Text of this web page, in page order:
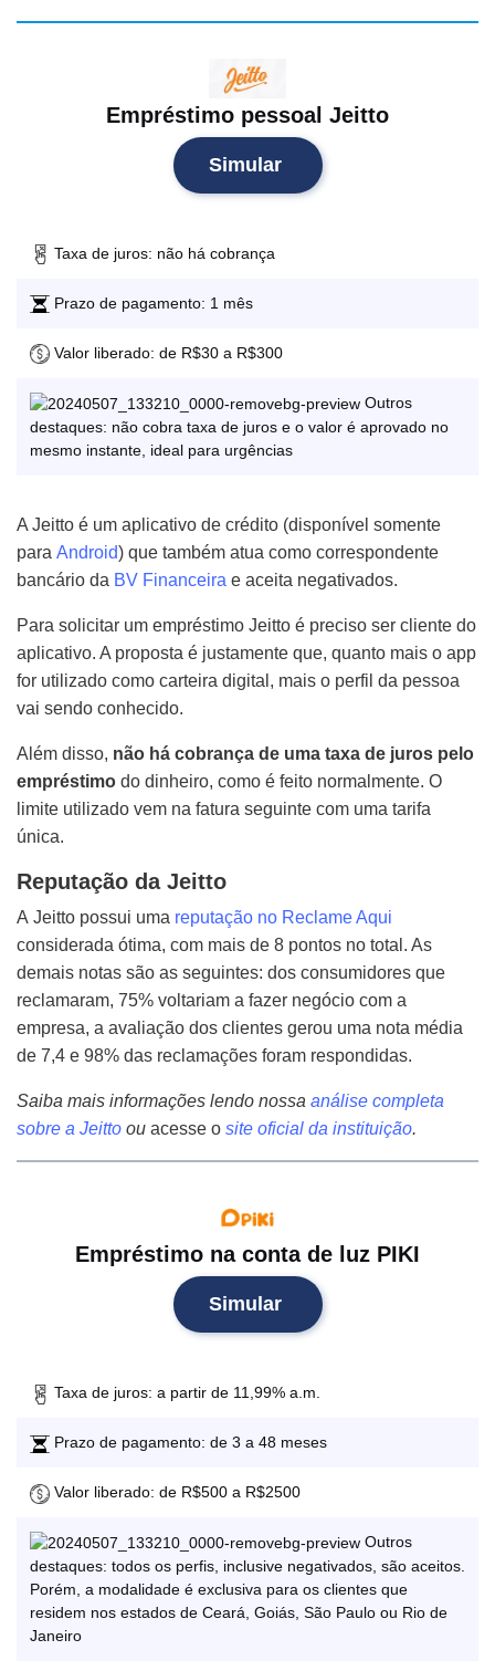
Empréstimo pessoal Jeitto
Simular
Taxa de juros: não há cobrança
Prazo de pagamento: 1 mês
Valor liberado: de R$30 a R$300
Outros
destaques: não cobra taxa de juros e o valor é aprovado no
mesmo instante, ideal para urgências
A Jeitto é um aplicativo de crédito (disponível somente
para Android) que também atua como correspondente
bancário da BV Financeira e aceita negativados.
Para solicitar um empréstimo Jeitto é preciso ser cliente do
aplicativo. A proposta é justamente que, quanto mais o app
for utilizado como carteira digital, mais o perfil da pessoa
vai sendo conhecido.
Além disso, não há cobrança de uma taxa de juros pelo
empréstimo do dinheiro, como é feito normalmente. O
limite utilizado vem na fatura seguinte com uma tarifa
única.
Reputação da Jeitto
A Jeitto possui uma reputação no Reclame Aqui
considerada ótima, com mais de 8 pontos no total. As
demais notas são as seguintes: dos consumidores que
reclamaram, 75% voltariam a fazer negócio com a
empresa, a avaliação dos clientes gerou uma nota média
de 7,4 e 98% das reclamações foram respondidas.
Saiba mais informações lendo nossa análise completa
sobre a Jeitto ou acesse o site oficial da instituição.
Empréstimo na conta de luz PIKI
Simular
Taxa de juros: a partir de 11,99% a.m.
Prazo de pagamento: de 3 a 48 meses
Valor liberado: de R$500 a R$2500
Outros
destaques: todos os perfis, inclusive negativados, são aceitos.
Porém, a modalidade é exclusiva para os clientes que
residem nos estados de Ceará, Goiás, São Paulo ou Rio de
Janeiro